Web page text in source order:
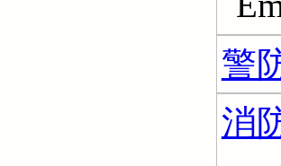
警
消